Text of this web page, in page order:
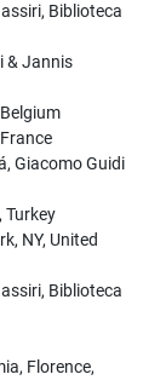
Biblioteca
& Jannis
Giacomo Guidi
Turkey
NY, United
Biblioteca
Florence,